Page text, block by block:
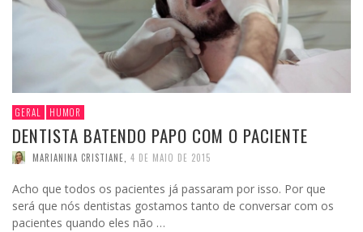
GERAL HUMOR
DENTISTA BATENDO PAPO COM O PACIENTE
MARIANINA CRISTIANE 4 DE MAIO DE 2015
Acho que todos os pacientes já passaram por isso. Por que
será que nós dentistas gostamos tanto de conversar com os
pacientes quando eles não …